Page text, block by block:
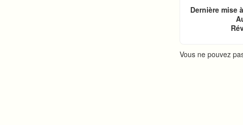
Créer une
Dernière mise
Vous ne pouvez